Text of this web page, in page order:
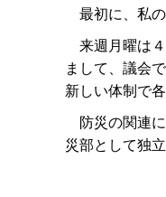
最初に、私の
来週月曜は
まして、議会
新しい体制で
防災の関連
災部として独